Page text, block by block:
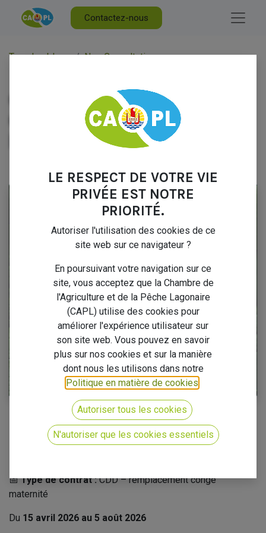
Contactez-nous
Tous les blogs
Nos Consultations
OFFRE D’EMPLOI –
CHARGÉ(E) DE PROJET
EN DÉVELOPPEMENT
20 mars 2026 par Marc FABRESSE
La CAPL recruteun(e) Chargé(e) de projet en
développement
📅Type de contrat :CDD – remplacement congé
maternité
Du 15 avril 2026 au 5 août 2026
LE RESPECT DE VOTRE VIE
PRIVÉE EST NOTRE
PRIORITÉ.
Autoriser l'utilisation des cookies de ce
site web sur ce navigateur ?
En poursuivant votre navigation sur ce
site, vous acceptez que la Chambre de
l'Agriculture et de la Pêche Lagonaire
(CAPL) utilise des cookies pour
améliorer l'expérience utilisateur sur
son site web. Vous pouvez en savoir
plus sur nos cookies et sur la manière
dont nous les utilisons dans notre
Politique en matière de cookies
Autoriser tous les cookies
N'autoriser que les cookies essentiels